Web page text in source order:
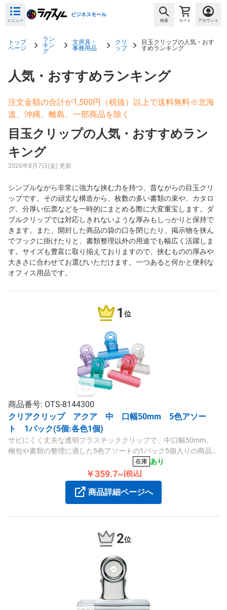
メニュー
ビジネスモール
検索 カート アカウント
トップ
ページ
ラン
キン
グ
文房具・
事務用品
クリ
ップ
目玉クリップの人気・おす
すめランキング
人気・おすすめランキング
注文金額の合計が1,500円（税抜）以上で送料無料※北海
道、沖縄、離島、一部商品を除く
目玉クリップの人気・おすすめラン
キング
2026年8月7日(金) 更新
シンプルながら非常に強力な挟む力を持つ、昔ながらの目玉クリ
ップです。その頑丈な構造から、枚数の多い書類の束や、カタロ
グ、分厚い伝票などを一時的にまとめる際に大変重宝します。ダ
ブルクリップでは対応しきれないような厚みもしっかりと保持で
きます。また、開封した商品の袋の口を閉じたり、掲示物を挟ん
でフックに掛けたりと、書類整理以外の用途でも幅広く活躍しま
す。サイズも豊富に取り揃えておりますので、挟むものの厚みや
大きさに合わせてお選びいただけます。一つあると何かと便利な
オフィス用品です。
1 位
商品番号: OTS-8144300
クリアクリップ アクア 中 口幅50mm 5色アソー
ト 1パック(5個:各色1個)
サビにくく丈夫な透明プラスチッククリップで、中口幅50mm、
梱包や書類の整理に適した5色アソートの1パック5個入りの商品で
在庫 あり
￥359.7~ [税込]
商品詳細ページへ
2位